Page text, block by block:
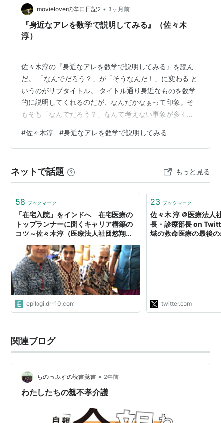
movieloverの辛口日記2 • 3ヶ月前
『身近なアレを数学で説明してみる』（佐々木
淳）
佐々木淳の『身近なアレを数学で説明してみる』を読ん
だ。 「なんでだろう？」が「そうなんだ！」に変わる と
いうのがサブタイトル。 タイトル通り身近なものを数学
的に説明してくれるのだが、なんだかなぁって印象。そ
もそも「なんでだろう？」なんて考えない事象が多く、
い計算式で表されても・・・。 割引とポイント還元の違
いとか、宝くじを１億円分購入する趣味レーションと
しには全体的にちと喰い足りない気分で残念だ。 身近な
アレを数学で説明してみる 「なんでだろう？」が「そう
なんだ！」に変わる【電子書籍】[ 佐々木…
#佐々木淳 #身近なアレを数学で説明してみる
ネットで話題 もっと見る
58 ブックマーク
「在宅入院」をインドへ 在宅医療の
トップランナーに聞くキャリア構築の
コツ～佐々木淳（医療法人社団悠翔会
【エピロギ】
epilogi.dr-10.com
23 ブックマーク
佐々木 淳 ＠医療法人
長・診療部長 on
域の救命医療の最後
twitter.com
関連ブログ
ちのっぷすの読書覚書 • 2年前
わたしたちの親不孝介護